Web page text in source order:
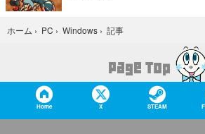
ホーム › PC › Windows › 記事
Home X STEAM